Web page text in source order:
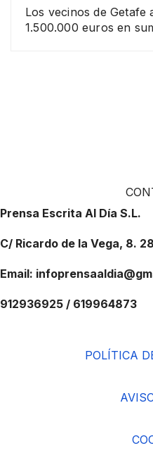
Los vecinos de Getafe
1.500.000 euros en
Prensa Escrita Al Día S.L.
C/ Ricardo de la Vega, 8.
Email:
912936925 / 619964873
POLÍTICA